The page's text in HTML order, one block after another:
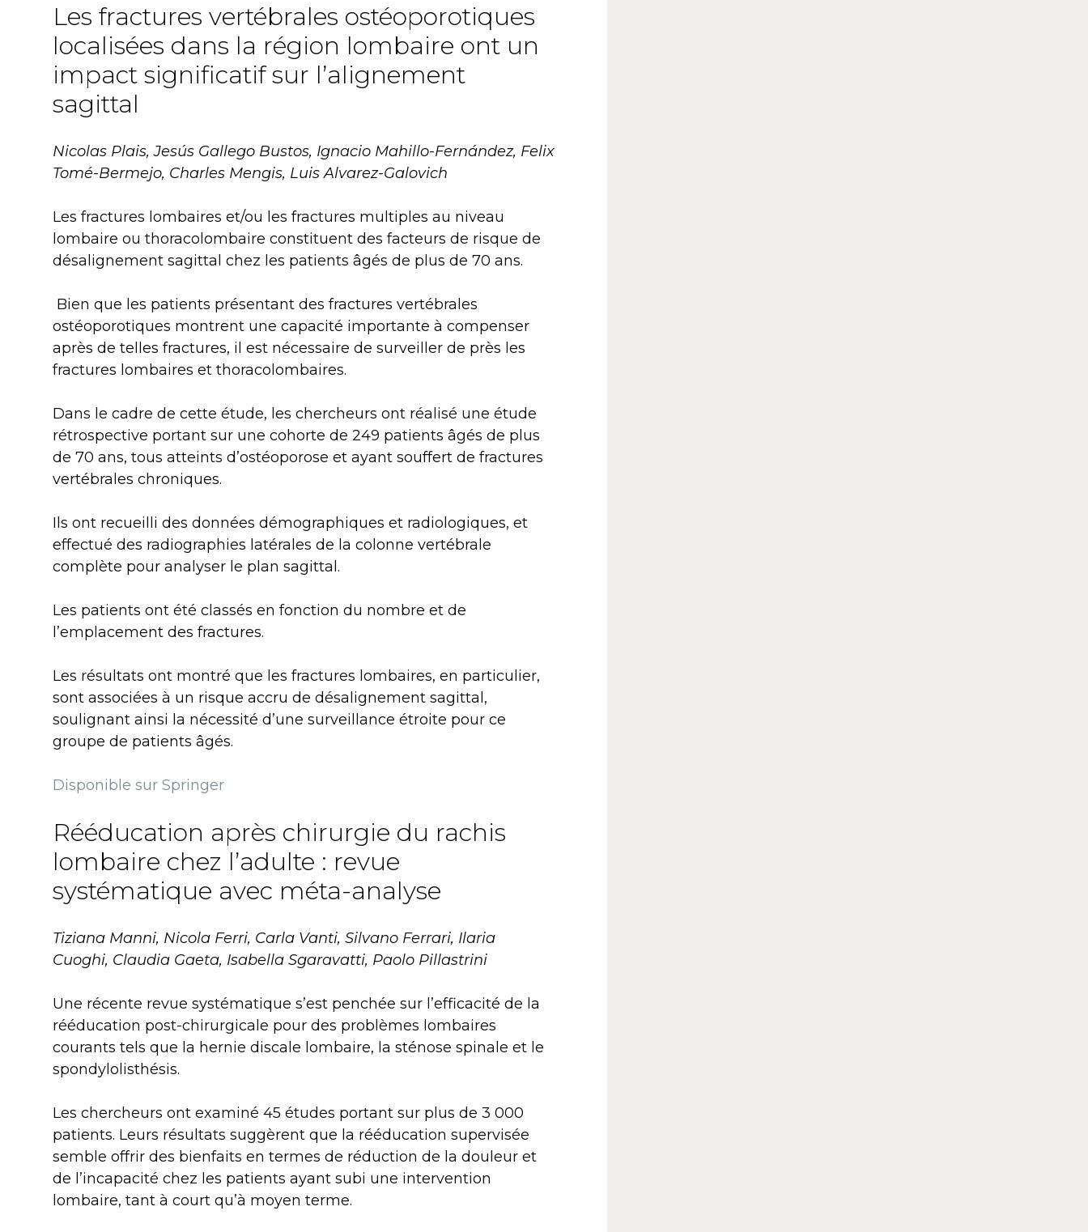
Les fractures vertébrales ostéoporotiques
localisées dans la région lombaire ont un
impact significatif sur l’alignement
sagittal
Nicolas Plais, Jesús Gallego Bustos, Ignacio Mahillo-Fernández, Felix
Tomé-Bermejo, Charles Mengis, Luis Alvarez-Galovich
Les fractures lombaires et/ou les fractures multiples au niveau
lombaire ou thoracolombaire constituent des facteurs de risque de
désalignement sagittal chez les patients âgés de plus de 70 ans.
Bien que les patients présentant des fractures vertébrales
ostéoporotiques montrent une capacité importante à compenser
après de telles fractures, il est nécessaire de surveiller de près les
fractures lombaires et thoracolombaires.
Dans le cadre de cette étude, les chercheurs ont réalisé une étude
rétrospective portant sur une cohorte de 249 patients âgés de plus
de 70 ans, tous atteints d’ostéoporose et ayant souffert de fractures
vertébrales chroniques.
Ils ont recueilli des données démographiques et radiologiques, et
effectué des radiographies latérales de la colonne vertébrale
complète pour analyser le plan sagittal.
Les patients ont été classés en fonction du nombre et de
l’emplacement des fractures.
Les résultats ont montré que les fractures lombaires, en particulier,
sont associées à un risque accru de désalignement sagittal,
soulignant ainsi la nécessité d’une surveillance étroite pour ce
groupe de patients âgés.
Disponible sur Springer
Rééducation après chirurgie du rachis
lombaire chez l’adulte : revue
systématique avec méta-analyse
Tiziana Manni, Nicola Ferri, Carla Vanti, Silvano Ferrari, Ilaria
Cuoghi, Claudia Gaeta, Isabella Sgaravatti, Paolo Pillastrini
Une récente revue systématique s’est penchée sur l’efficacité de la
rééducation post-chirurgicale pour des problèmes lombaires
courants tels que la hernie discale lombaire, la sténose spinale et le
spondylolisthésis.
Les chercheurs ont examiné 45 études portant sur plus de 3 000
patients. Leurs résultats suggèrent que la rééducation supervisée
semble offrir des bienfaits en termes de réduction de la douleur et
de l’incapacité chez les patients ayant subi une intervention
lombaire, tant à court qu’à moyen terme.